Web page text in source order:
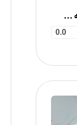
کفش مجلسی گوچی پاشنه دار زنانه نارک
0.0